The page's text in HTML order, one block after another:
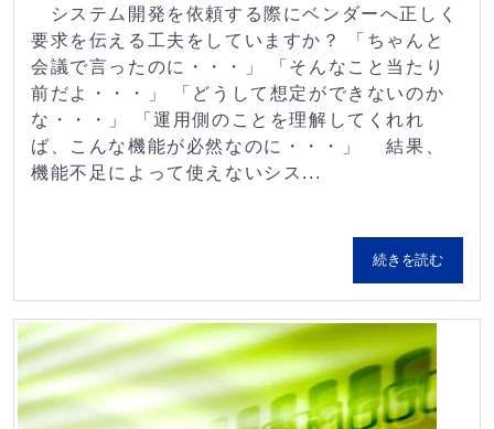
システム開発を依頼する際にベンダーへ正しく
要求を伝える工夫をしていますか？ 「ちゃんと
会議で言ったのに・・・」 「そんなこと当たり
前だよ・・・」 「どうして想定ができないのか
な・・・」 「運用側のことを理解してくれれ
ば、こんな機能が必然なのに・・・」 結果、
機能不足によって使えないシス...
続きを読む